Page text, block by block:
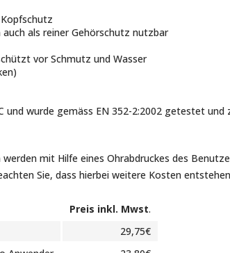
als reiner Gehörschutz nutzbar
vor Schmutz und Wasser
und wurde gemäss EN 352-2:2002 getestet und
mit Hilfe eines Ohrabdruckes des
Sie, dass hierbei weitere Kosten
Preis inkl. Mwst.
29,75€